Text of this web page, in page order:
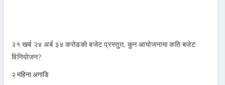
२१ खर्ब २४ अर्ब ३४ करोडको बजेट प्रस्तुत, कुन आयोजनामा कति बजेट
विनियोजन?
२ महिना अगाडि